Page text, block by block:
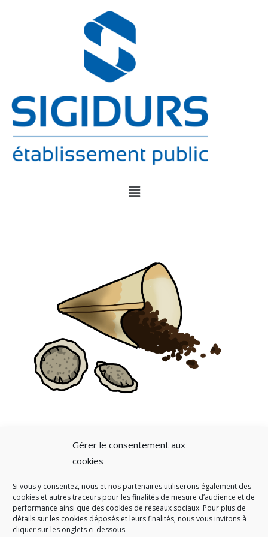
Gérer le consentement aux
cookies
Si vous y consentez, nous et nos partenaires utiliserons également des
cookies et autres traceurs pour les finalités de mesure d’audience et de
performance ainsi que des cookies de réseaux sociaux. Pour plus de
détails sur les cookies déposés et leurs finalités, nous vous invitons à
cliquer sur les onglets ci-dessous.
A SAVOIR
Créé en 1978, le Sigidurs est un établissement public quiexerce
des missions de service public : la prévention, la collecte et la